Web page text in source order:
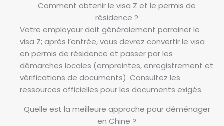
Comment obtenir le visa Z et le permis de
résidence ?
Votre employeur doit généralement parrainer le
visa Z; après l’entrée, vous devrez convertir le visa
en permis de résidence et passer par les
démarches locales (empreintes, enregistrement et
vérifications de documents). Consultez les
ressources officielles pour les documents exigés.
Quelle est la meilleure approche pour déménager
en Chine ?